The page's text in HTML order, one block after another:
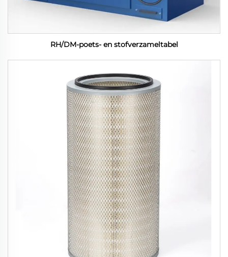
RH/DM-poets- en stofverzameltabel